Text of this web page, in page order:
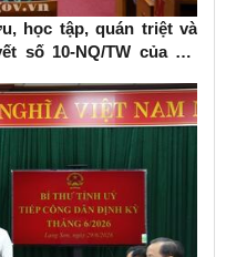
học tập, quán triệt và
số 10-NQ/TW của Bộ